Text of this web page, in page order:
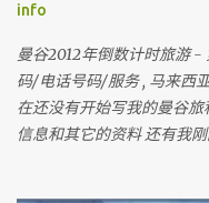
info
曼谷2012年倒数计时旅游 -
码/电话号码/服务 , 马来西
在还没有开始写我的曼谷
信息和其它的资料 还有我